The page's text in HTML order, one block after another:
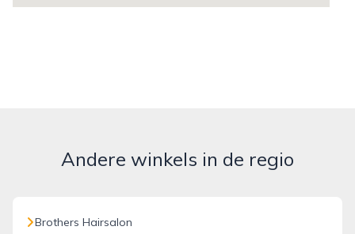
Andere winkels in de regio
Brothers Hairsalon